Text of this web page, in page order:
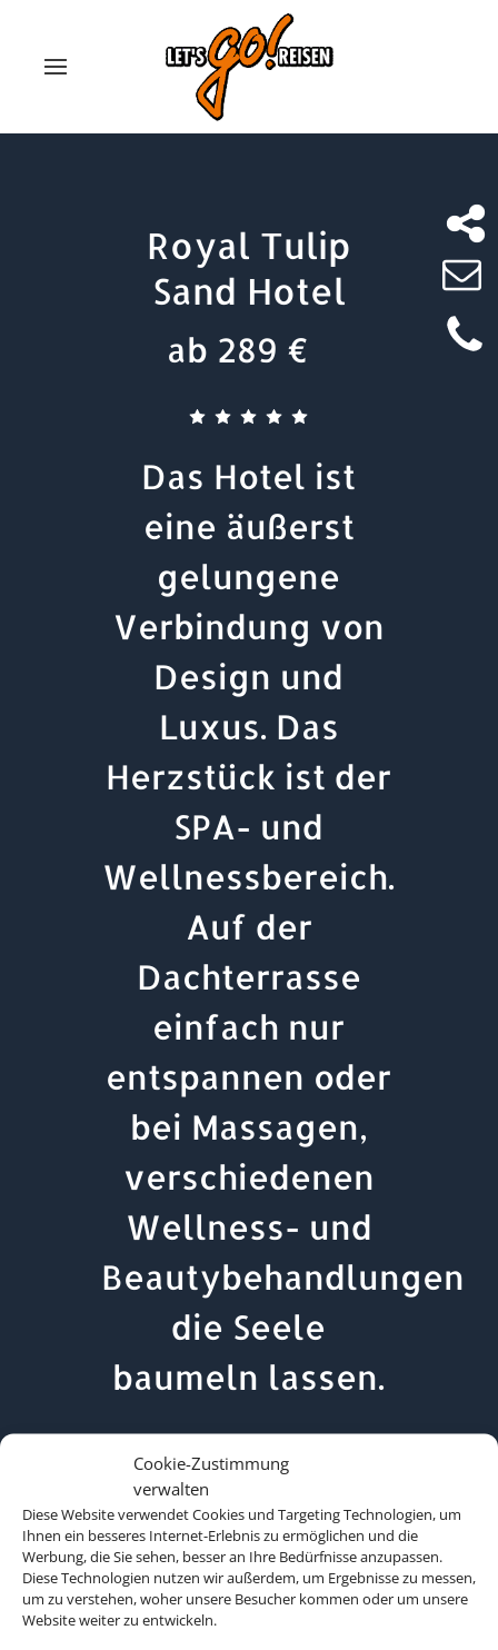
Cookie-Zustimmung
verwalten
Diese Website verwendet Cookies und Targeting Technologien, um
Ihnen ein besseres Internet-Erlebnis zu ermöglichen und die
Werbung, die Sie sehen, besser an Ihre Bedürfnisse anzupassen.
Diese Technologien nutzen wir außerdem, um Ergebnisse zu messen,
um zu verstehen, woher unsere Besucher kommen oder um unsere
Website weiter zu entwickeln.
Royal Tulip
Sand Hotel
ab 289 €
Das Hotel ist
eine äußerst
gelungene
Verbindung von
Design und
Luxus. Das
Herzstück ist der
SPA- und
Wellnessbereich.
Auf der
Dachterrasse
einfach nur
entspannen oder
bei Massagen,
verschiedenen
Wellness- und
Beautybehandlungen
die Seele
baumeln lassen.